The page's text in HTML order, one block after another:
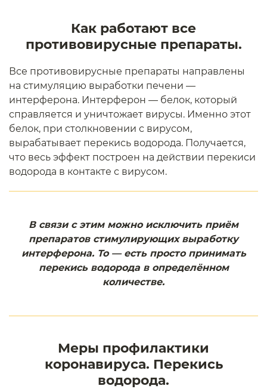
Как работают все
противовирусные препараты.
Все противовирусные препараты направлены
на стимуляцию выработки печени —
интерферона. Интерферон — белок, который
справляется и уничтожает вирусы. Именно этот
белок, при столкновении с вирусом,
вырабатывает перекись водорода. Получается,
что весь эффект построен на действии перекиси
водорода в контакте с вирусом.
В связи с этим можно исключить приём
препаратов стимулирующих выработку
интерферона. То — есть просто принимать
перекись водорода в определённом
количестве.
Меры профилактики
коронавируса. Перекись
водорода.